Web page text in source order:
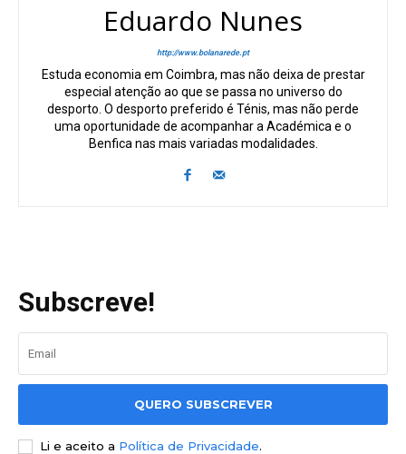
Eduardo Nunes
http://www.bolanarede.pt
Estuda economia em Coimbra, mas não deixa de prestar
especial atenção ao que se passa no universo do
desporto. O desporto preferido é Ténis, mas não perde
uma oportunidade de acompanhar a Académica e o
Benfica nas mais variadas modalidades.
Subscreve!
QUERO SUBSCREVER
Li e aceito a Política de Privacidade.